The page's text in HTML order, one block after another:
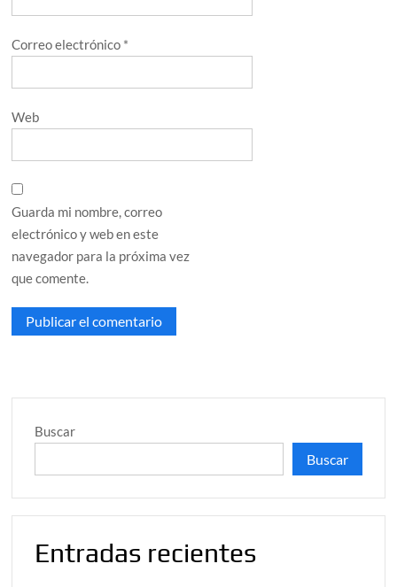
Correo electrónico *
Web
Guarda mi nombre, correo
electrónico y web en este
navegador para la próxima vez
que comente.
Buscar
Buscar
Entradas recientes